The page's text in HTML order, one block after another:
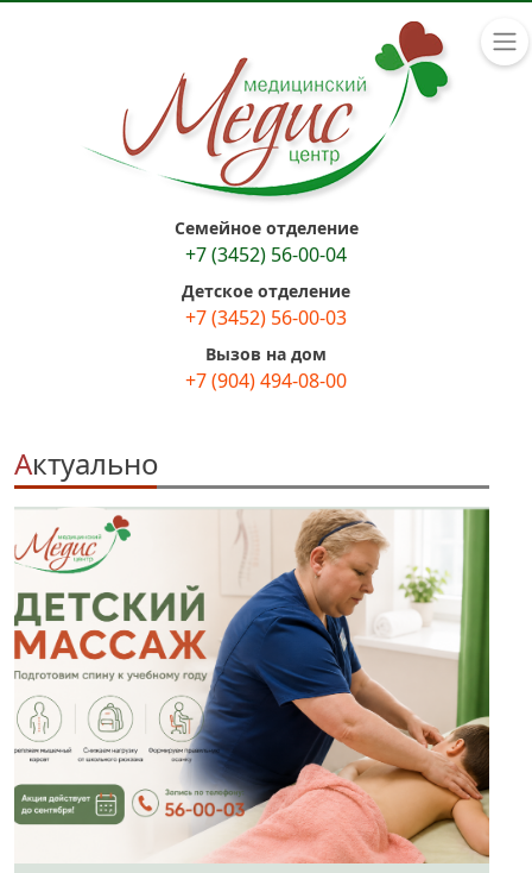
Семейное отделение
+7 (3452) 56-00-04
Детское отделение
+7 (3452) 56-00-03
Вызов на дом
+7 (904) 494-08-00
Актуально